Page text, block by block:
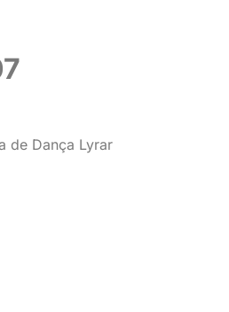
de Dança Lyrar